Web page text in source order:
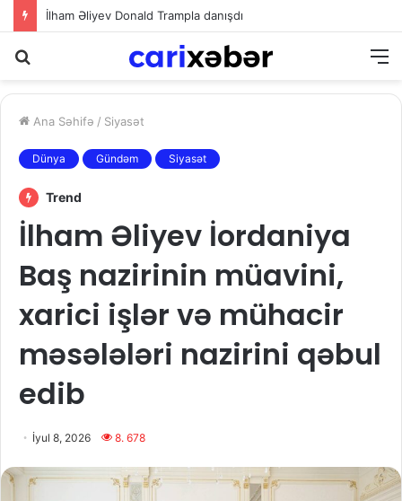
Ana Səhifə / Siyasət
Dünya Gündəm Siyasət
Trend
İlham Əliyev İordaniya
Baş nazirinin müavini,
xarici işlər və mühacir
məsələləri nazirini qəbul
edib
İyul 8, 2026 8. 678